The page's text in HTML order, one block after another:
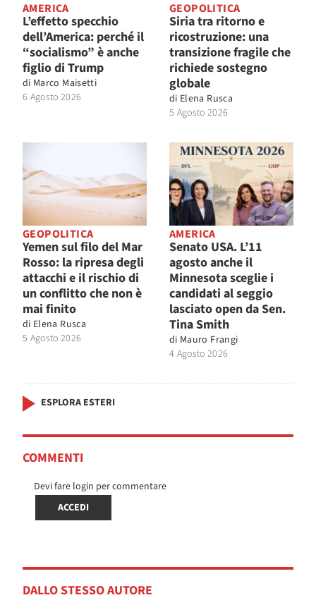
AMERICA
L’effetto specchio
dell’America: perché il
“socialismo” è anche
figlio di Trump
di Marco Maisetti
6 Agosto 2026
GEOPOLITICA
Siria tra ritorno e
ricostruzione: una
transizione fragile che
richiede sostegno
globale
di Elena Rusca
5 Agosto 2026
GEOPOLITICA
Yemen sul filo del Mar
Rosso: la ripresa degli
attacchi e il rischio di
un conflitto che non è
mai finito
di Elena Rusca
5 Agosto 2026
AMERICA
Senato USA. L’11
agosto anche il
Minnesota sceglie i
candidati al seggio
lasciato open da Sen.
Tina Smith
di Mauro Frangi
4 Agosto 2026
ESPLORA ESTERI
COMMENTI
Devi fare login per commentare
ACCEDI
DALLO STESSO AUTORE